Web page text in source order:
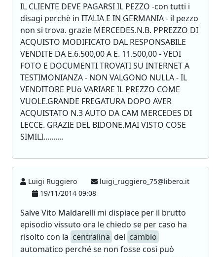
IL CLIENTE DEVE PAGARSI IL PEZZO -con tutti i
disagi perchè in ITALIA E IN GERMANIA - il pezzo
non si trova. grazie MERCEDES.N.B. PPREZZO DI
ACQUISTO MODIFICATO DAL RESPONSABILE
VENDITE DA E.6.500,00 A E. 11.500,00 - VEDI
FOTO E DOCUMENTI TROVATI SU INTERNET A
TESTIMONIANZA - NON VALGONO NULLA - IL
VENDITORE PUò VARIARE IL PREZZO COME
VUOLE.GRANDE FREGATURA DOPO AVER
ACQUISTATO N.3 AUTO DA CAM MERCEDES DI
LECCE. GRAZIE DEL BIDONE.MAI VISTO COSE
SIMILI..........
Luigi Ruggiero
luigi_ruggiero_75@libero.it
19/11/2014 09:08
Salve Vito Maldarelli mi dispiace per il brutto
episodio vissuto ora le chiedo se per caso ha
risolto con la centralina del cambio
automatico perché se non fosse così può